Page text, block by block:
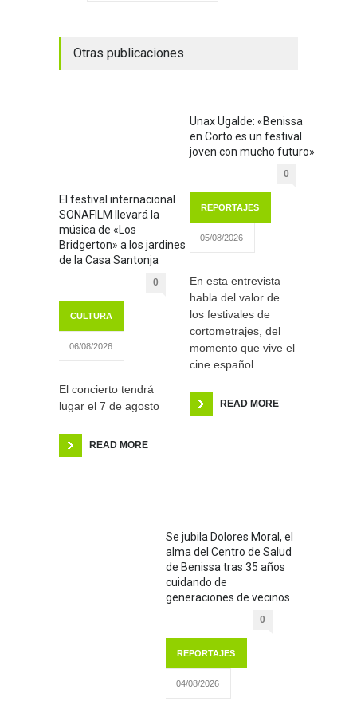
Otras publicaciones
El festival internacional
SONAFILM llevará la
música de «Los
Bridgerton» a los jardines
de la Casa Santonja
0
CULTURA
06/08/2026
El concierto tendrá
lugar el 7 de agosto
READ MORE
Unax Ugalde: «Benissa
en Corto es un festival
joven con mucho futuro»
0
REPORTAJES
05/08/2026
En esta entrevista
habla del valor de
los festivales de
cortometrajes, del
momento que vive el
cine español
READ MORE
Se jubila Dolores Moral, el
alma del Centro de Salud
de Benissa tras 35 años
cuidando de
generaciones de vecinos
0
REPORTAJES
04/08/2026